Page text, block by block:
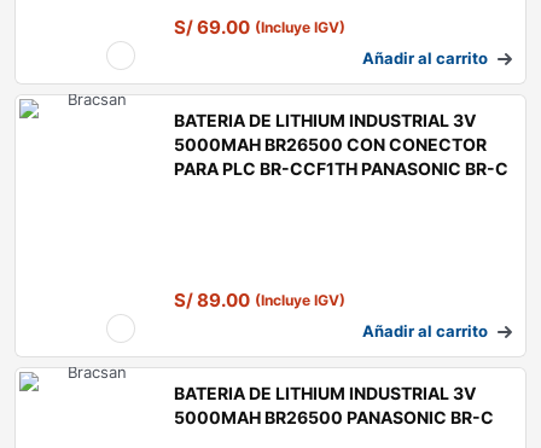
S/69.00 (Incluye IGV)
Añadir al carrito
BATERIA DE LITHIUM INDUSTRIAL 3V
5000MAH BR26500 CON CONECTOR
PARA PLC BR-CCF1TH PANASONIC BR-C
S/89.00 (Incluye IGV)
Añadir al carrito
BATERIA DE LITHIUM INDUSTRIAL 3V
5000MAH BR26500 PANASONIC BR-C